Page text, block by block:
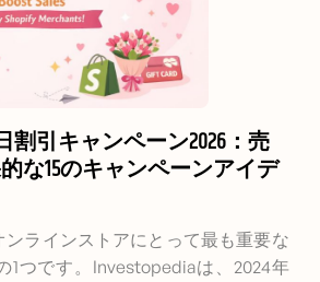
割引キャンペーン2026：売
な15のキャンペーンアイデ
ラインストアにとって最も重要な
1つです。Investopediaは、2024年